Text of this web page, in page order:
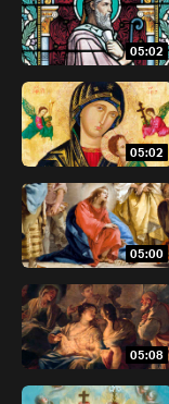
05:02
05:02
05:00
05:08